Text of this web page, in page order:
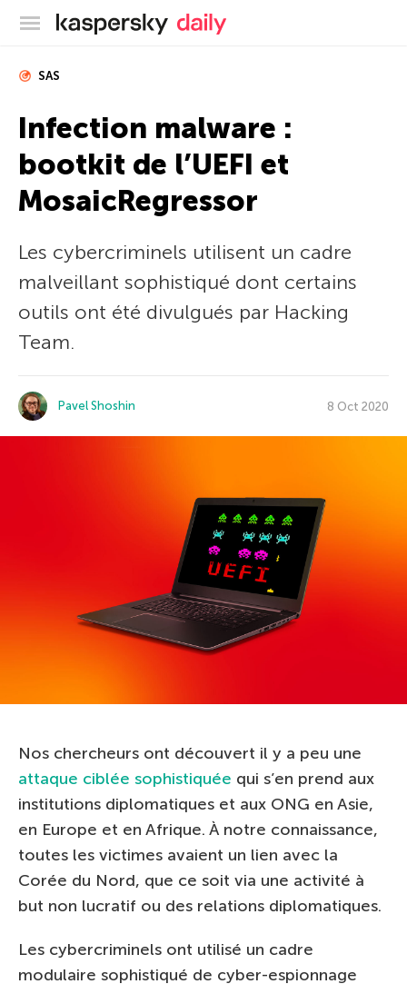
Blog officiel de Kaspersky
SAS
Infection malware :
bootkit de l’UEFI et
MosaicRegressor
Les cybercriminels utilisent un cadre
malveillant sophistiqué dont certains
outils ont été divulgués par Hacking
Team.
Pavel Shoshin 8 Oct 2020
Nos chercheurs ont découvert il y a peu une
attaque ciblée sophistiquée qui s’en prend aux
institutions diplomatiques et aux ONG en Asie,
en Europe et en Afrique. À notre connaissance,
toutes les victimes avaient un lien avec la
Corée du Nord, que ce soit via une activité à
but non lucratif ou des relations diplomatiques.
Les cybercriminels ont utilisé un cadre
modulaire sophistiqué de cyber-espionnage